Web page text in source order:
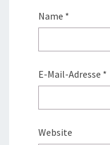
Name *
E-Mail-Adresse *
Website